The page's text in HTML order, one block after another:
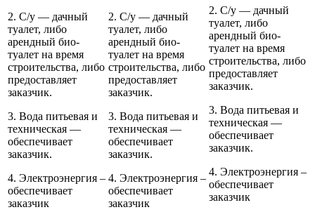
2. С/у — дачный
туалет, либо
арендный био-
туалет на время
строительства, либо
предоставляет
заказчик.
3. Вода питьевая и
техническая —
обеспечивает
заказчик.
4. Электроэнергия –
обеспечивает
заказчик
2. С/у — дачный
туалет, либо
арендный био-
туалет на время
строительства, либо
предоставляет
заказчик.
3. Вода питьевая и
техническая —
обеспечивает
заказчик.
4. Электроэнергия –
обеспечивает
заказчик
2. С/у — дачный
туалет, либо
арендный био-
туалет на время
строительства, либо
предоставляет
заказчик.
3. Вода питьевая и
техническая —
обеспечивает
заказчик.
4. Электроэнергия –
обеспечивает
заказчик